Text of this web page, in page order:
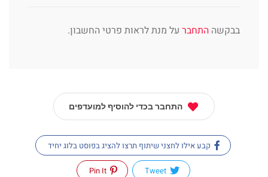
בבקשה התחבר על מנת לראות פרטי החשבון.
התחבר בכדי להוסיף למועדפים
קבע אילו לחצני שיתוף תרצו להציג בפוסט בלוג יחיד
Tweet
Pin It